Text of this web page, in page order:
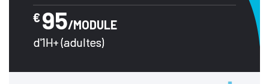
€95/MODULE
d'1H+ (adultes)